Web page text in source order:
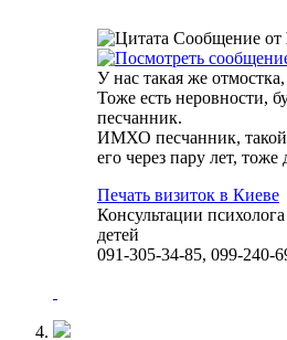
Сообщение от
У нас такая же
Тоже есть неровности,
песчанник.
ИМХО песчанник, такой
его через пару лет, тоже
Печать визиток в Киеве
Консультации
детей
091-305-34-85, 099-240-